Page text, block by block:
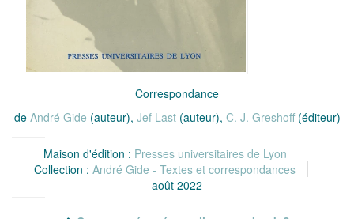
Correspondance
de André Gide (auteur), Jef Last(auteur), C. J. Greshoff(éditeur)
Maison d'édition : Presses universitaires de Lyon
Collection : André Gide - Textes et correspondances
août 2022